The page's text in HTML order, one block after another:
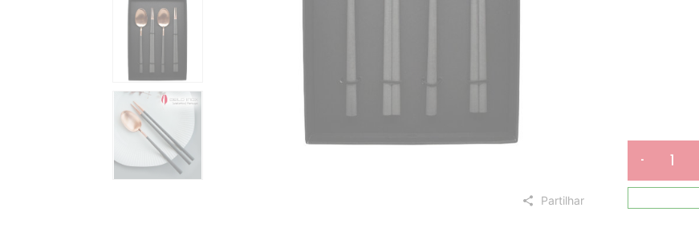
share Partilhar
-